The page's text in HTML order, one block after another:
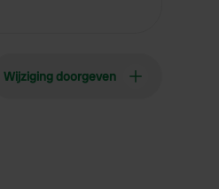
Wijziging doorgeven